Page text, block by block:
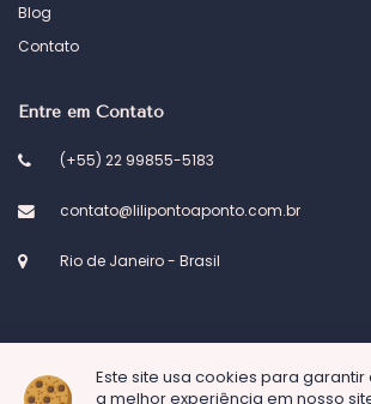
Este site usa cookies para
a melhor experiência em nosso
Blog
Contato
Entre em Contato
(+55) 22 99855-5183
contato@lilipontoaponto.com.br
Rio de Janeiro - Brasil
© 2023 Atelier Lili ponto a ponto. Desenvolvido por